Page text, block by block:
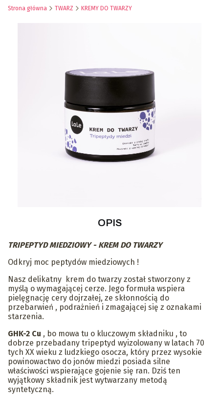
Strona główna TWARZ KREMY DO TWARZY
OPIS
TRIPEPTYD MIEDZIOWY - KREM DO TWARZY
Odkryj moc peptydów miedziowych !
Nasz delikatny krem do twarzy został stworzony z
myślą o wymagającej cerze. Jego formuła wspiera
pielęgnację cery dojrzałej, ze skłonnością do
przebarwień , podrażnień i zmagającej się z oznakami
starzenia.
GHK-2 Cu , bo mowa tu o kluczowym składniku , to
dobrze przebadany tripeptyd wyizolowany w latach 70
tych XX wieku z ludzkiego osocza, który przez wysokie
powinowactwo do jonów miedzi posiada silne
właściwości wspierające gojenie się ran. Dziś ten
wyjątkowy składnik jest wytwarzany metodą
syntetyczną.